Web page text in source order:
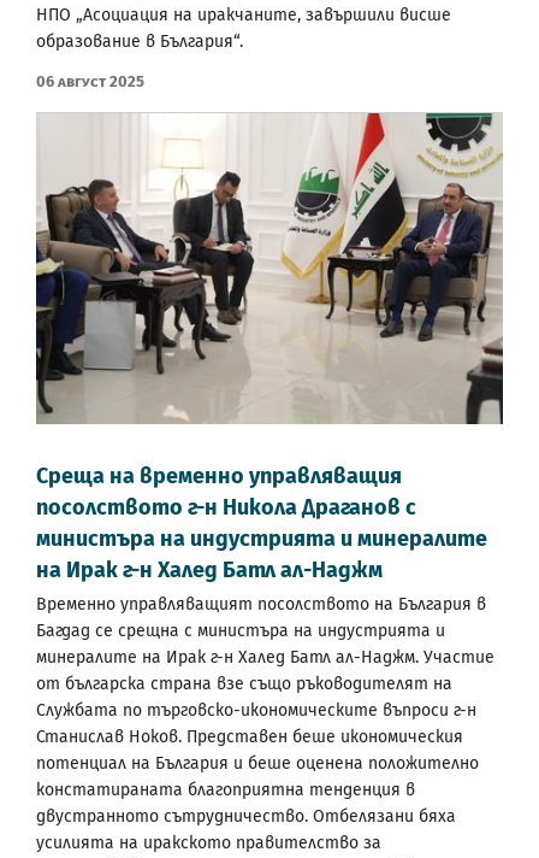
НПО „Асоциация на иракчаните, завършили висше
образование в България“.
06 Август 2025
Среща на временно управляващия
посолството г-н Никола Драганов с
министъра на индустрията и минералите
на Ирак г-н Халед Батл ал-Наджм
Временно управляващият посолството на България в
Багдад се срещна с министъра на индустрията и
минералите на Ирак г-н Халед Батл ал-Наджм. Участие
от българска страна взе също ръководителят на
Службата по търговско-икономическите въпроси г-н
Станислав Ноков. Представен беше икономическия
потенциал на България и беше оценена положително
констатираната благоприятна тенденция в
двустранното сътрудничество. Отбелязани бяха
усилията на иракското правителство за